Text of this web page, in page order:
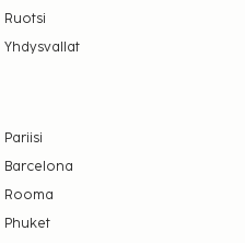
Ruotsi
Yhdysvallat
Pariisi
Barcelona
Rooma
Phuket